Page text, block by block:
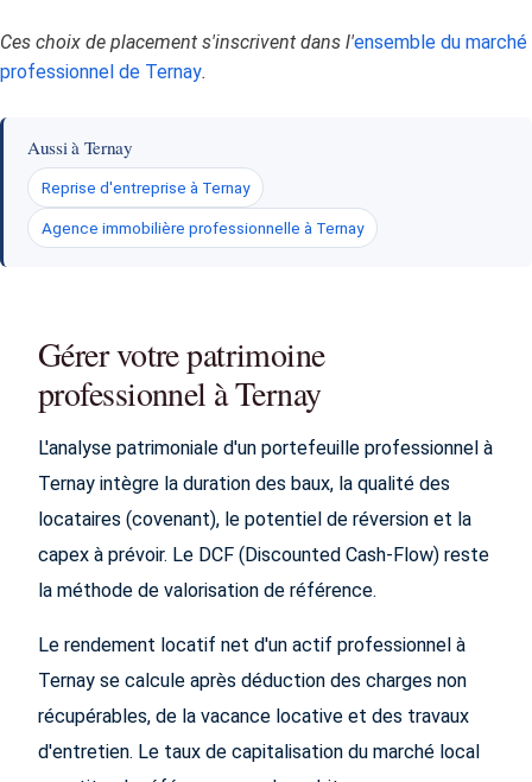
Ces choix de placement s'inscrivent dans l'ensemble du marché
professionnel de Ternay.
Aussi à Ternay
Reprise d'entreprise à Ternay
Agence immobilière professionnelle à Ternay
Gérer votre patrimoine
professionnel à Ternay
L'analyse patrimoniale d'un portefeuille professionnel à
Ternay intègre la duration des baux, la qualité des
locataires (covenant), le potentiel de réversion et la
capex à prévoir. Le DCF (Discounted Cash-Flow) reste
la méthode de valorisation de référence.
Le rendement locatif net d'un actif professionnel à
Ternay se calcule après déduction des charges non
récupérables, de la vacance locative et des travaux
d'entretien. Le taux de capitalisation du marché local